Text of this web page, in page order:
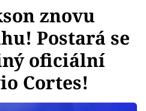
znovu
Postará se
oficiální
Cortes!